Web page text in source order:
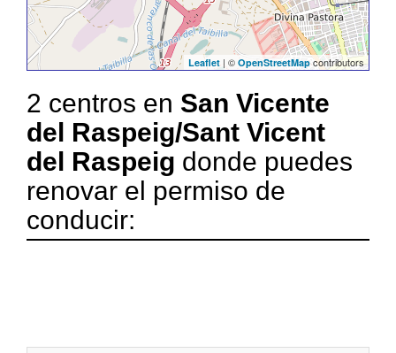
Leaflet | © OpenStreetMapcontributors
2 centros en San Vicente
del Raspeig/Sant Vicent
del Raspeig donde puedes
renovar el permiso de
conducir: